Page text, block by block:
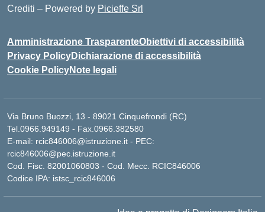
Crediti – Powered by Picieffe Srl
Amministrazione TrasparenteObiettivi di accessibilità
Privacy PolicyDichiarazione di accessibilità
Cookie PolicyNote legali
Via Bruno Buozzi, 13 - 89021 Cinquefrondi (RC)
Tel.0966.949149 - Fax.0966.382580
E-mail: rcic846006@istruzione.it - PEC:
rcic846006@pec.istruzione.it
Cod. Fisc. 82001060803 - Cod. Mecc. RCIC846006
Codice IPA: istsc_rcic846006